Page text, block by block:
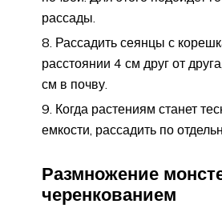
рассады.
Рассадить сеянцы с
расстоянии 4 см друг от
см в почву.
Когда растениям станет
емкости, рассадить по
Размножение
черенкованием